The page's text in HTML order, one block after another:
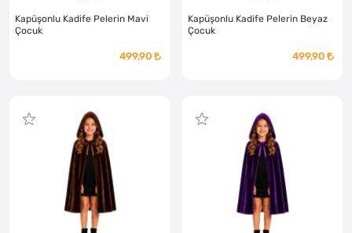
Kapüşonlu Kadife Pelerin Mavi
Çocuk
499,90
Kapüşonlu Kadife Pelerin Beyaz
Çocuk
499,90